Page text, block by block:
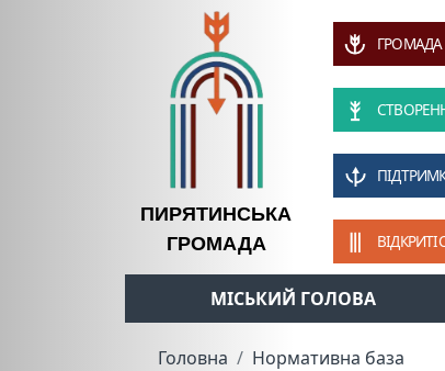
ПИРЯТИНСЬКА
ГРОМАДА
МІСЬКИЙ ГОЛОВА
Головна Нормативна база